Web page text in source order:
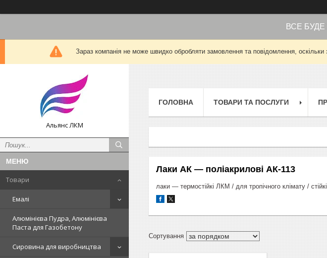
ВСЕ БУДЕ
Зараз компанія не може швидко обробляти замовлення та повідомлення,
Альянс ЛКМ
Товари
Емалі
Алюмінієва Пудра, Алюмінієва
Паста для Газобетону
Сировина для виробництва
ГОЛОВНА ТОВАРИ ТА ПОСЛУГИ
Лаки АК — поліакрилові АК-113
лаки — термостійкі ЛКМ / для тропічного клімату /